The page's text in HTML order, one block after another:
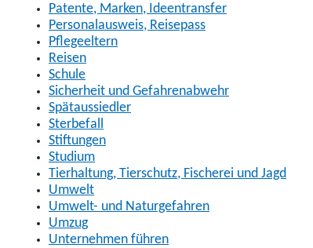
Patente, Marken, Ideentransfer
Personalausweis, Reisepass
Pflegeeltern
Reisen
Schule
Sicherheit und Gefahrenabwehr
Spätaussiedler
Sterbefall
Stiftungen
Studium
Tierhaltung, Tierschutz, Fischerei und Jagd
Umwelt
Umwelt- und Naturgefahren
Umzug
Unternehmen führen